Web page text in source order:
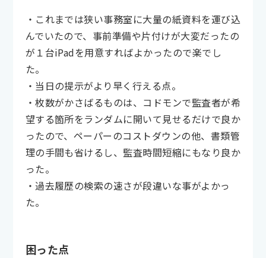
・これまでは狭い事務室に大量の紙資料を運び込
んでいたので、事前準備や片付けが大変だったの
が１台iPadを用意すればよかったので楽でし
た。
・当日の提示がより早く行える点。
・枚数がかさばるものは、コドモンで監査者が希
望する箇所をランダムに開いて見せるだけで良か
ったので、ペーパーのコストダウンの他、書類管
理の手間も省けるし、監査時間短縮にもなり良か
った。
・過去履歴の検索の速さが段違いな事がよかっ
た。
困った点